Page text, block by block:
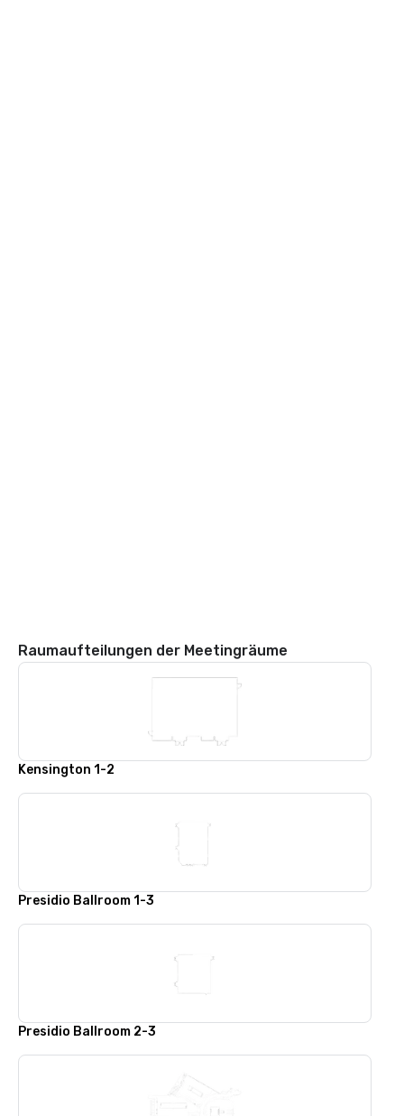
Raumaufteilungen der Meetingräume
Kensington 1-2
Presidio Ballroom 1-3
Presidio Ballroom 2-3